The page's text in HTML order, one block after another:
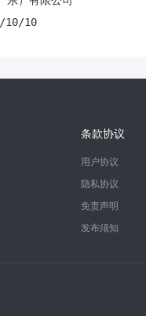
条款协议
用户协议
隐私协议
免责声明
发布须知